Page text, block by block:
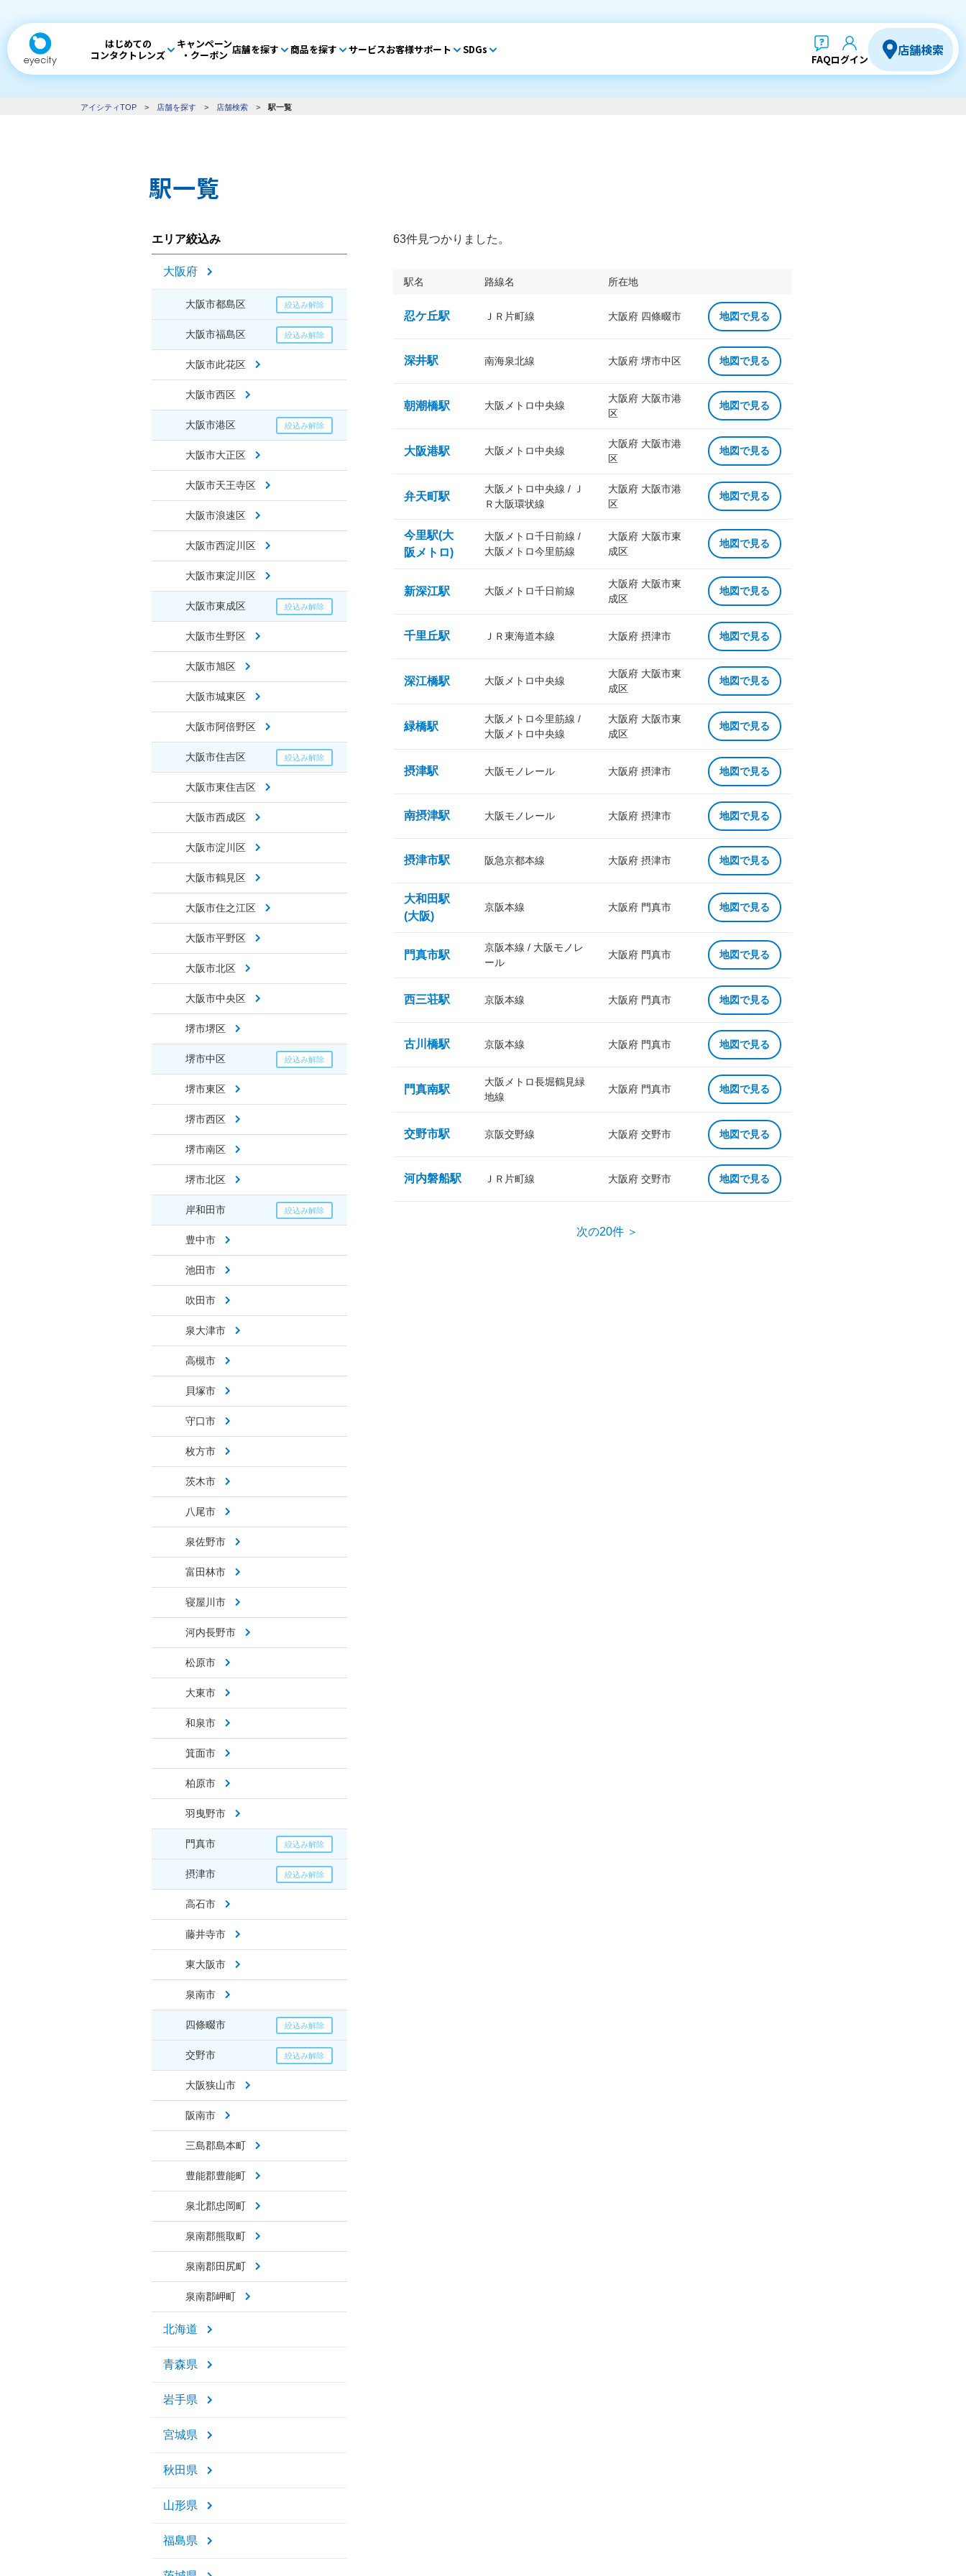
はじめての
コンタクトレンズ
キャンペーン
・クーポン 店舗を探す 商品を探す サービスお客様サポート SDGs
FAQログイン
店舗検索
アイシティTOP > 店舗を探す > 店舗検索 > 駅一覧
駅一覧
エリア絞込み
大阪府
大阪市都島区
大阪市福島区
大阪市此花区
大阪市西区
大阪市港区
大阪市大正区
大阪市天王寺区
大阪市浪速区
大阪市西淀川区
大阪市東淀川区
大阪市東成区
大阪市生野区
大阪市旭区
大阪市城東区
大阪市阿倍野区
大阪市住吉区
大阪市東住吉区
大阪市西成区
大阪市淀川区
大阪市鶴見区
大阪市住之江区
大阪市平野区
大阪市北区
大阪市中央区
堺市堺区
堺市中区
堺市東区
堺市西区
堺市南区
堺市北区
岸和田市
豊中市
池田市
吹田市
泉大津市
高槻市
貝塚市
守口市
枚方市
茨木市
八尾市
泉佐野市
富田林市
寝屋川市
河内長野市
松原市
大東市
和泉市
箕面市
柏原市
羽曳野市
門真市
摂津市
高石市
藤井寺市
東大阪市
泉南市
四條畷市
交野市
大阪狭山市
阪南市
三島郡島本町
豊能郡豊能町
泉北郡忠岡町
泉南郡熊取町
泉南郡田尻町
泉南郡岬町
北海道
青森県
岩手県
宮城県
秋田県
山形県
福島県
63件見つかりました。
駅名 路線名 所在地
忍ケ丘駅 ＪＲ片町線 大阪府 四條畷市 地図で見る
深井駅 南海泉北線 大阪府 堺市中区 地図で見る
朝潮橋駅 大阪メトロ中央線
大阪府 大阪市港
区
地図で見る
大阪港駅 大阪メトロ中央線
大阪府 大阪市港
区
地図で見る
弁天町駅
大阪メトロ中央線 / Ｊ
Ｒ大阪環状線
大阪府 大阪市港
区
地図で見る
今里駅(大
阪メトロ)
大阪メトロ千日前線 /
大阪メトロ今里筋線
大阪府 大阪市東
成区
地図で見る
新深江駅 大阪メトロ千日前線
大阪府 大阪市東
成区
地図で見る
千里丘駅 ＪＲ東海道本線 大阪府 摂津市 地図で見る
深江橋駅 大阪メトロ中央線
大阪府 大阪市東
成区
地図で見る
緑橋駅
大阪メトロ今里筋線 /
大阪メトロ中央線
大阪府 大阪市東
成区
地図で見る
摂津駅 大阪モノレール 大阪府 摂津市 地図で見る
南摂津駅 大阪モノレール 大阪府 摂津市 地図で見る
摂津市駅 阪急京都本線 大阪府 摂津市 地図で見る
大和田駅
(大阪)
京阪本線 大阪府 門真市 地図で見る
門真市駅
京阪本線 / 大阪モノレ
ール
大阪府 門真市 地図で見る
西三荘駅 京阪本線 大阪府 門真市 地図で見る
古川橋駅 京阪本線 大阪府 門真市 地図で見る
門真南駅
大阪メトロ長堀鶴見緑
地線
大阪府 門真市 地図で見る
交野市駅 京阪交野線 大阪府 交野市 地図で見る
河内磐船駅 ＪＲ片町線 大阪府 交野市 地図で見る
次の20件 ＞